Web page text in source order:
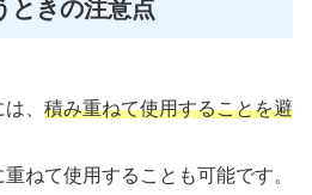
ときの注意点
、 積み重ねて使用することを避
ねて使用することも可能です。